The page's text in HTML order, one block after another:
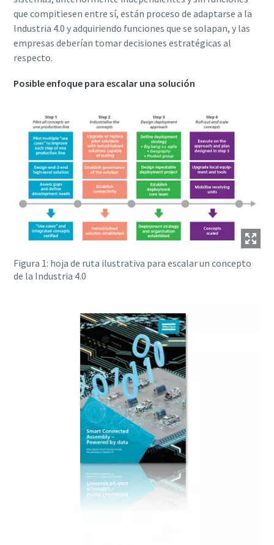
que compitiesen entre sí, están proceso de adaptarse a la
Industria 4.0 y adquiriendo funciones que se solapan, y las
empresas deberían tomar decisiones estratégicas al
respecto.
Posible enfoque para escalar una solución
Figura 1: hoja de ruta ilustrativa para escalar un concepto
de la Industria 4.0